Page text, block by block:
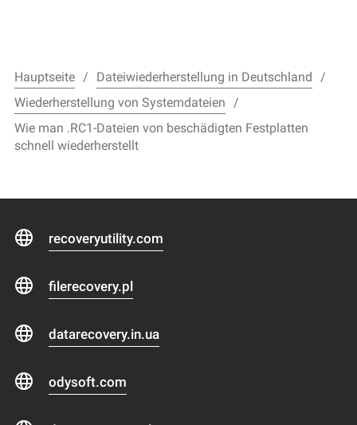
Hauptseite
Dateiwiederherstellung in Deutschland
Wiederherstellung von Systemdateien
Wie man .RC1-Dateien von beschädigten Festplatten
schnell wiederherstellt
recoveryutility.com
filerecovery.pl
datarecovery.in.ua
odysoft.com